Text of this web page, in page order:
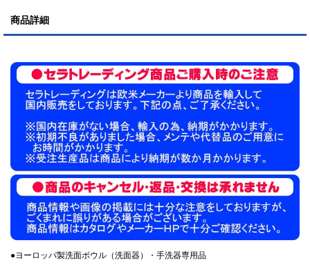
商品詳細
●ヨーロッパ製洗面ボウル（洗面器）・手洗器専用品